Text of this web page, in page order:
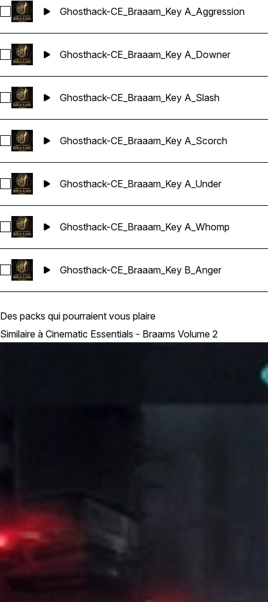
Sélectionnez Ghosthack-CE_Braaam_Key A_Aggression
Ghosthack-CE_Braaam_Key A_Aggression
Sélectionnez Ghosthack-CE_Braaam_Key A_Downer
Ghosthack-CE_Braaam_Key A_Downer
Sélectionnez Ghosthack-CE_Braaam_Key A_Slash
Ghosthack-CE_Braaam_Key A_Slash
Sélectionnez Ghosthack-CE_Braaam_Key A_Scorch
Ghosthack-CE_Braaam_Key A_Scorch
Sélectionnez Ghosthack-CE_Braaam_Key A_Under
Ghosthack-CE_Braaam_Key A_Under
Sélectionnez Ghosthack-CE_Braaam_Key A_Whomp
Ghosthack-CE_Braaam_Key A_Whomp
Sélectionnez Ghosthack-CE_Braaam_Key B_Anger
Ghosthack-CE_Braaam_Key B_Anger
Des packs qui pourraient vous plaire
Similaire à Cinematic Essentials - Braams Volume 2